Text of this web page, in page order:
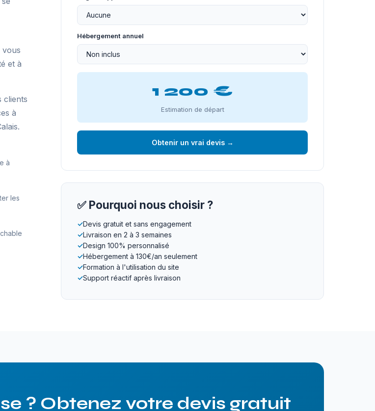
vous
et à
clients
à
à
les
Hébergement annuel
1 200 €
Estimation de départ
Obtenir un vrai devis →
✅ Pourquoi nous choisir ?
✓Devis gratuit et sans engagement
✓Livraison en 2 à 3 semaines
✓Design 100% personnalisé
✓Hébergement à 130€/an seulement
✓Formation à l'utilisation du site
✓Support réactif après livraison
? Obtenez votre devis gratuit